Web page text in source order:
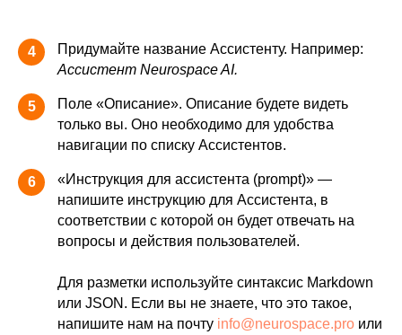
4
Придумайте название Ассистенту. Например:
Ассистент Neurospace AI.
5
Поле «Описание». Описание будете видеть
только вы. Оно необходимо для удобства
навигации по списку Ассистентов.
6
«Инструкция для ассистента (prompt)» —
напишите инструкцию для Ассистента, в
соответствии с которой он будет отвечать на
вопросы и действия пользователей.
Для разметки используйте синтаксис Markdown
или JSON. Если вы не знаете, что это такое,
напишите нам на почту info@neurospace.pro или